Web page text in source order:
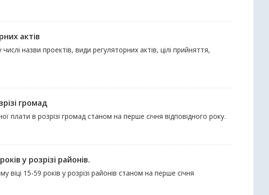
актів
назви проектів, види регуляторних актів, цілі прийняття,
громад
плати в розрізі громад станом на перше січня відповідного року.
у розрізі районів.
віці 15-59 років у розрізі районів станом на перше січня